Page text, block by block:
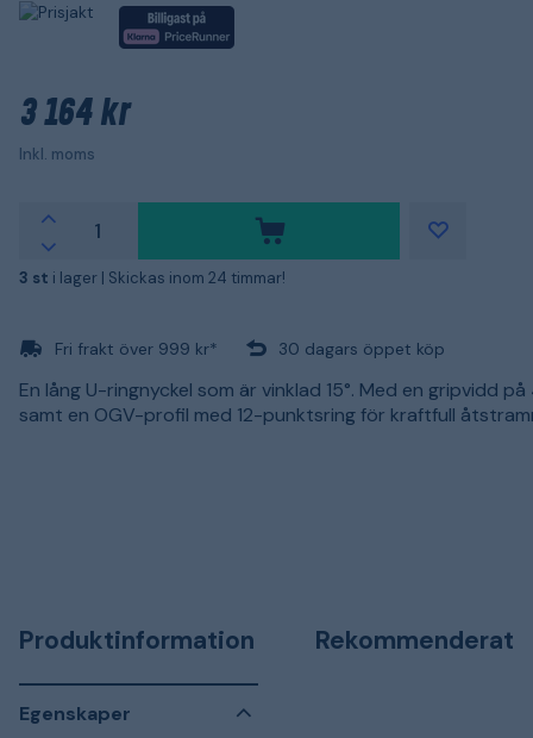
3 164 kr
Inkl. moms
3 st i lager | Skickas inom 24 timmar!
Fri frakt över 999 kr* 30 dagars öppet köp
En lång U-ringnyckel som är vinklad 15°. Med en gripvidd
samt en OGV-profil med 12-punktsring för kraftfull
Produktinformation
Egenskaper
Rekommenderat